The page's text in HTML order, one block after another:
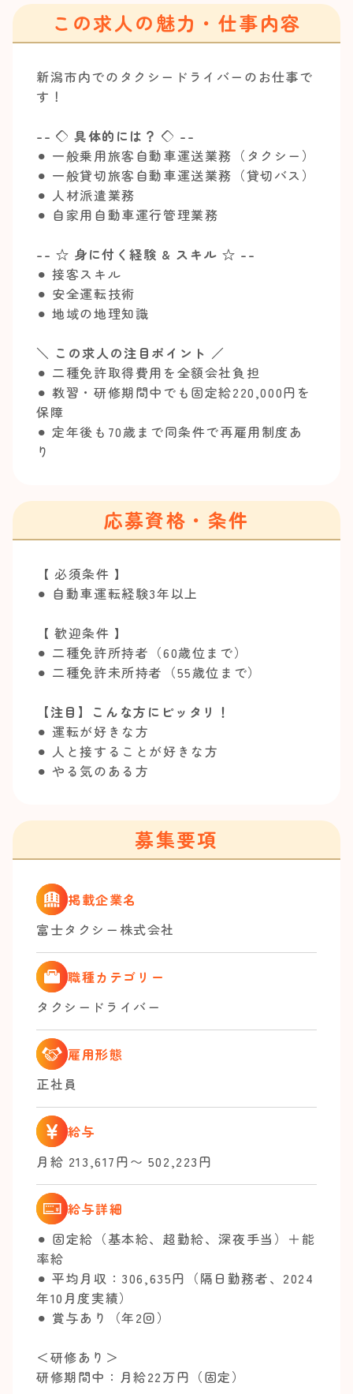
この求人の魅力・仕事内容
新潟市内でのタクシードライバーのお仕事で
す！
-- ◇ 具体的には？ ◇ --
⚫︎ 一般乗用旅客自動車運送業務（タクシー）
⚫︎ 一般貸切旅客自動車運送業務（貸切バス）
⚫︎ 人材派遣業務
⚫︎ 自家用自動車運行管理業務
-- ☆ 身に付く経験 & スキル ☆ --
⚫︎ 接客スキル
⚫︎ 安全運転技術
⚫︎ 地域の地理知識
＼ この求人の注目ポイント ／
⚫︎ 二種免許取得費用を全額会社負担
⚫︎ 教習・研修期間中でも固定給220,000円を
保障
⚫︎ 定年後も70歳まで同条件で再雇用制度あ
り
応募資格・条件
【 必須条件 】
⚫︎ 自動車運転経験3年以上
【 歓迎条件 】
⚫︎ 二種免許所持者（60歳位まで）
⚫︎ 二種免許未所持者（55歳位まで）
【注目】こんな方にピッタリ！
⚫︎ 運転が好きな方
⚫︎ 人と接することが好きな方
⚫︎ やる気のある方
募集要項
掲載企業名
富士タクシー株式会社
職種カテゴリー
タクシードライバー
雇用形態
正社員
給与
月給 213,617円〜 502,223円
給与詳細
⚫︎ 固定給（基本給、超勤給、深夜手当）＋能
率給
⚫︎ 平均月収：306,635円（隔日勤務者、2024
年10月度実績）
⚫︎ 賞与あり（年2回）
＜研修あり＞
研修期間中：月給22万円（固定）